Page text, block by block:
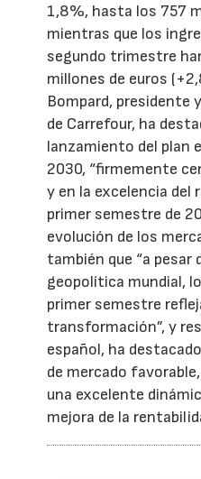
1,8%, hasta los 757
mientras que los
segundo trimestre
millones de euros
Bompard, presidente
de Carrefour, ha
lanzamiento del plan
2030, “firmemente
y en la excelencia del
primer semestre de
evolución de los
también que “a pesar
geopolítica mundial,
primer semestre
transformación”, y
español, ha
de mercado
una excelente
mejora de la